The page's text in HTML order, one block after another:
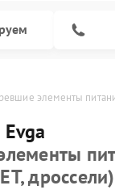
элементы
Evga
дроссели)